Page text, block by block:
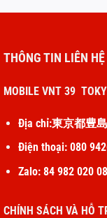
THÔNG TIN LIÊN HỆ
MOBILE VNT 39
Địa chỉ:東京都豊
Điện thoại: 080
Zalo: 84 982 020
CHÍNH SÁCH VÀ HỖ